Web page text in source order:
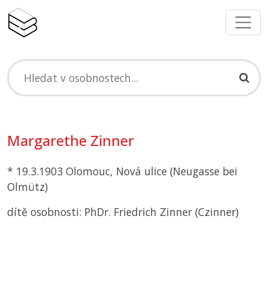
Margarethe Zinner
* 19.3.1903 Olomouc, Nová ulice (Neugasse bei
Olmütz)
dítě osobnosti: PhDr. Friedrich Zinner (Czinner)